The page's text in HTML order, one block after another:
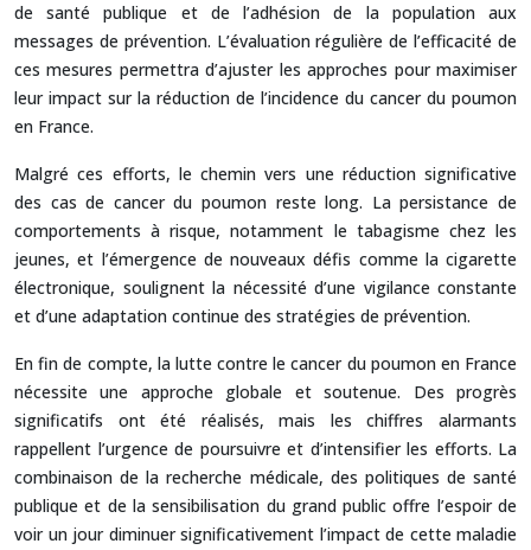
de santé publique et de l’adhésion de la population aux
messages de prévention. L’évaluation régulière de l’efficacité de
ces mesures permettra d’ajuster les approches pour maximiser
leur impact sur la réduction de l’incidence du cancer du poumon
en France.
Malgré ces efforts, le chemin vers une réduction significative
des cas de cancer du poumon reste long. La persistance de
comportements à risque, notamment le tabagisme chez les
jeunes, et l’émergence de nouveaux défis comme la cigarette
électronique, soulignent la nécessité d’une vigilance constante
et d’une adaptation continue des stratégies de prévention.
En fin de compte, la lutte contre le cancer du poumon en France
nécessite une approche globale et soutenue. Des progrès
significatifs ont été réalisés, mais les chiffres alarmants
rappellent l’urgence de poursuivre et d’intensifier les efforts. La
combinaison de la recherche médicale, des politiques de santé
publique et de la sensibilisation du grand public offre l’espoir de
voir un jour diminuer significativement l’impact de cette maladie